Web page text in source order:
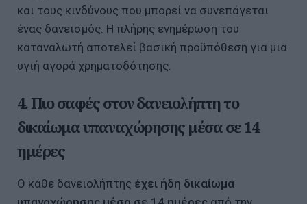
και τους κινδύνους που μπορεί να συνεπάγεται
ένας δανεισμός. Η πλήρης ενημέρωση του
καταναλωτή αποτελεί βασική προϋπόθεση για μια
υγιή αγορά χρηματοδότησης.
4. Πιο σαφές στον δανειολήπτη το
δικαίωμα υπαναχώρησης μέσα σε 14
ημέρες
Ο κάθε δανειολήπτης έχει ήδη δικαίωμα